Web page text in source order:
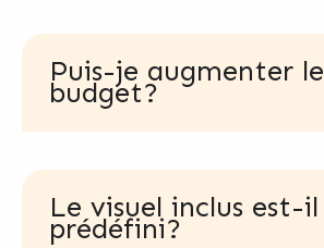
Puis-je augmenter le
budget?
Le visuel inclus est-il
prédéfini?